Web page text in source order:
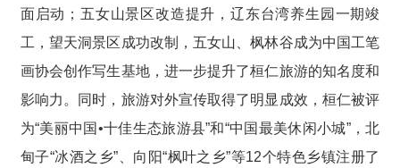
面启动；五女山景区改造提升，辽东台湾养生园一期竣
工，望天洞景区成功改制，五女山、枫林谷成为中国工笔
画协会创作写生基地，进一步提升了桓仁旅游的知名度和
影响力。同时，旅游对外宣传取得了明显成效，桓仁被评
为“美丽中国•十佳生态旅游县”和“中国最美休闲小城”，北
甸子“冰酒之乡”、向阳“枫叶之乡”等12个特色乡镇注册了